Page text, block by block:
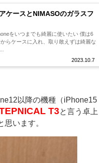
ケースとNIMASOのガラスフ
2023.10.7
をいつまでも綺麗に使いたい 僕は6
らケースに入れ、取り敢えずは綺麗な
...
以降の機種 （iPhone15
T3と言う卓上
います。